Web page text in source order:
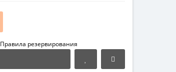
Правила резервирования